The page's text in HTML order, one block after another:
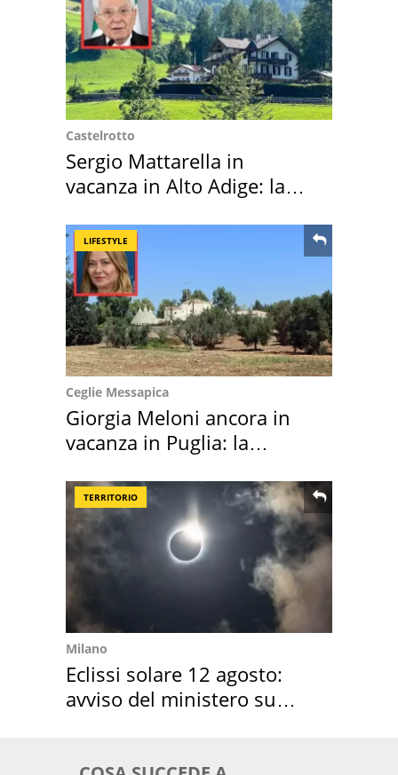
Castelrotto
Sergio Mattarella in
vacanza in Alto Adige: la
LIFESTYLE
Ceglie Messapica
Giorgia Meloni ancora in
vacanza in Puglia: la
TERRITORIO
Milano
Eclissi solare 12 agosto:
avviso del ministero su